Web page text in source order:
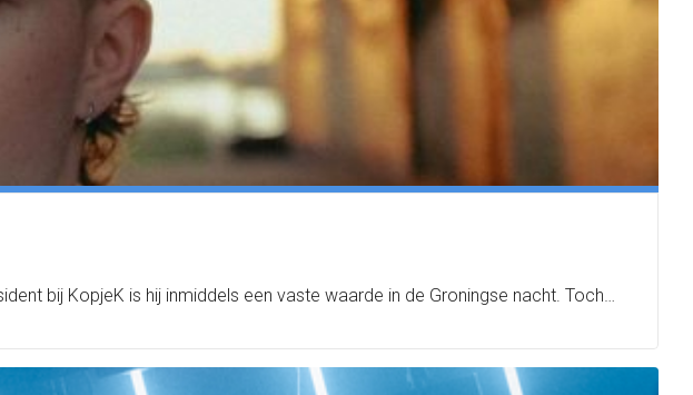
bij KopjeK is hij inmiddels een vaste waarde in de Groningse nacht. Toch…